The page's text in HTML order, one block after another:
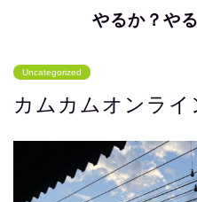
やるか？や
Uncategorized
カムカムオンライ